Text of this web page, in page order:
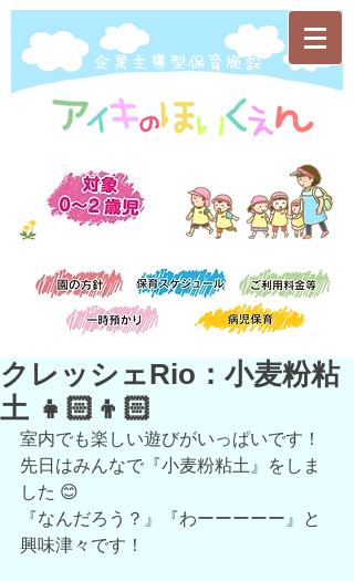
​企業主導型保育施設
クレッシェRio：小麦粉粘
土 👧🏻👦🏻
室内でも楽しい遊びがいっぱいです！
先日はみんなで『小麦粉粘土』をしま
した 😊
『なんだろう？』『わーーーーー』と
興味津々です！